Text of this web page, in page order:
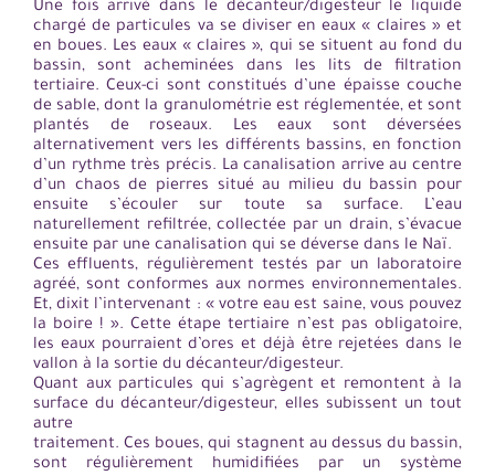
Une fois arrivé dans le décanteur/digesteur le liquide
chargé de particules va se diviser en eaux « claires » et
en boues. Les eaux « claires », qui se situent au fond du
bassin, sont acheminées dans les lits de filtration
tertiaire. Ceux-ci sont constitués d’une épaisse couche
de sable, dont la granulométrie est réglementée, et sont
plantés de roseaux. Les eaux sont déversées
alternativement vers les différents bassins, en fonction
d’un rythme très précis. La canalisation arrive au centre
d’un chaos de pierres situé au milieu du bassin pour
ensuite s’écouler sur toute sa surface. L’eau
naturellement refiltrée, collectée par un drain, s’évacue
ensuite par une canalisation qui se déverse dans le Naï.
Ces effluents, régulièrement testés par un laboratoire
agréé, sont conformes aux normes environnementales.
Et, dixit l’intervenant : « votre eau est saine, vous pouvez
la boire ! ». Cette étape tertiaire n’est pas obligatoire,
les eaux pourraient d’ores et déjà être rejetées dans le
vallon à la sortie du décanteur/digesteur.
Quant aux particules qui s’agrègent et remontent à la
surface du décanteur/digesteur, elles subissent un tout
autre
traitement. Ces boues, qui stagnent au dessus du bassin,
sont régulièrement humidifiées par un système